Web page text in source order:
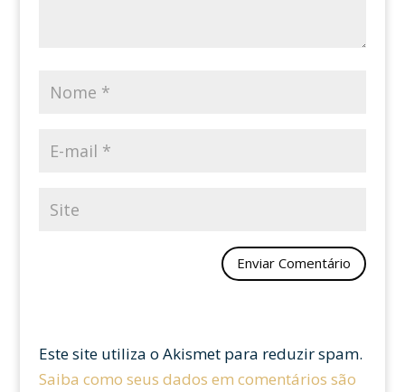
Este site utiliza o Akismet para reduzir spam.
Saiba como seus dados em comentários são